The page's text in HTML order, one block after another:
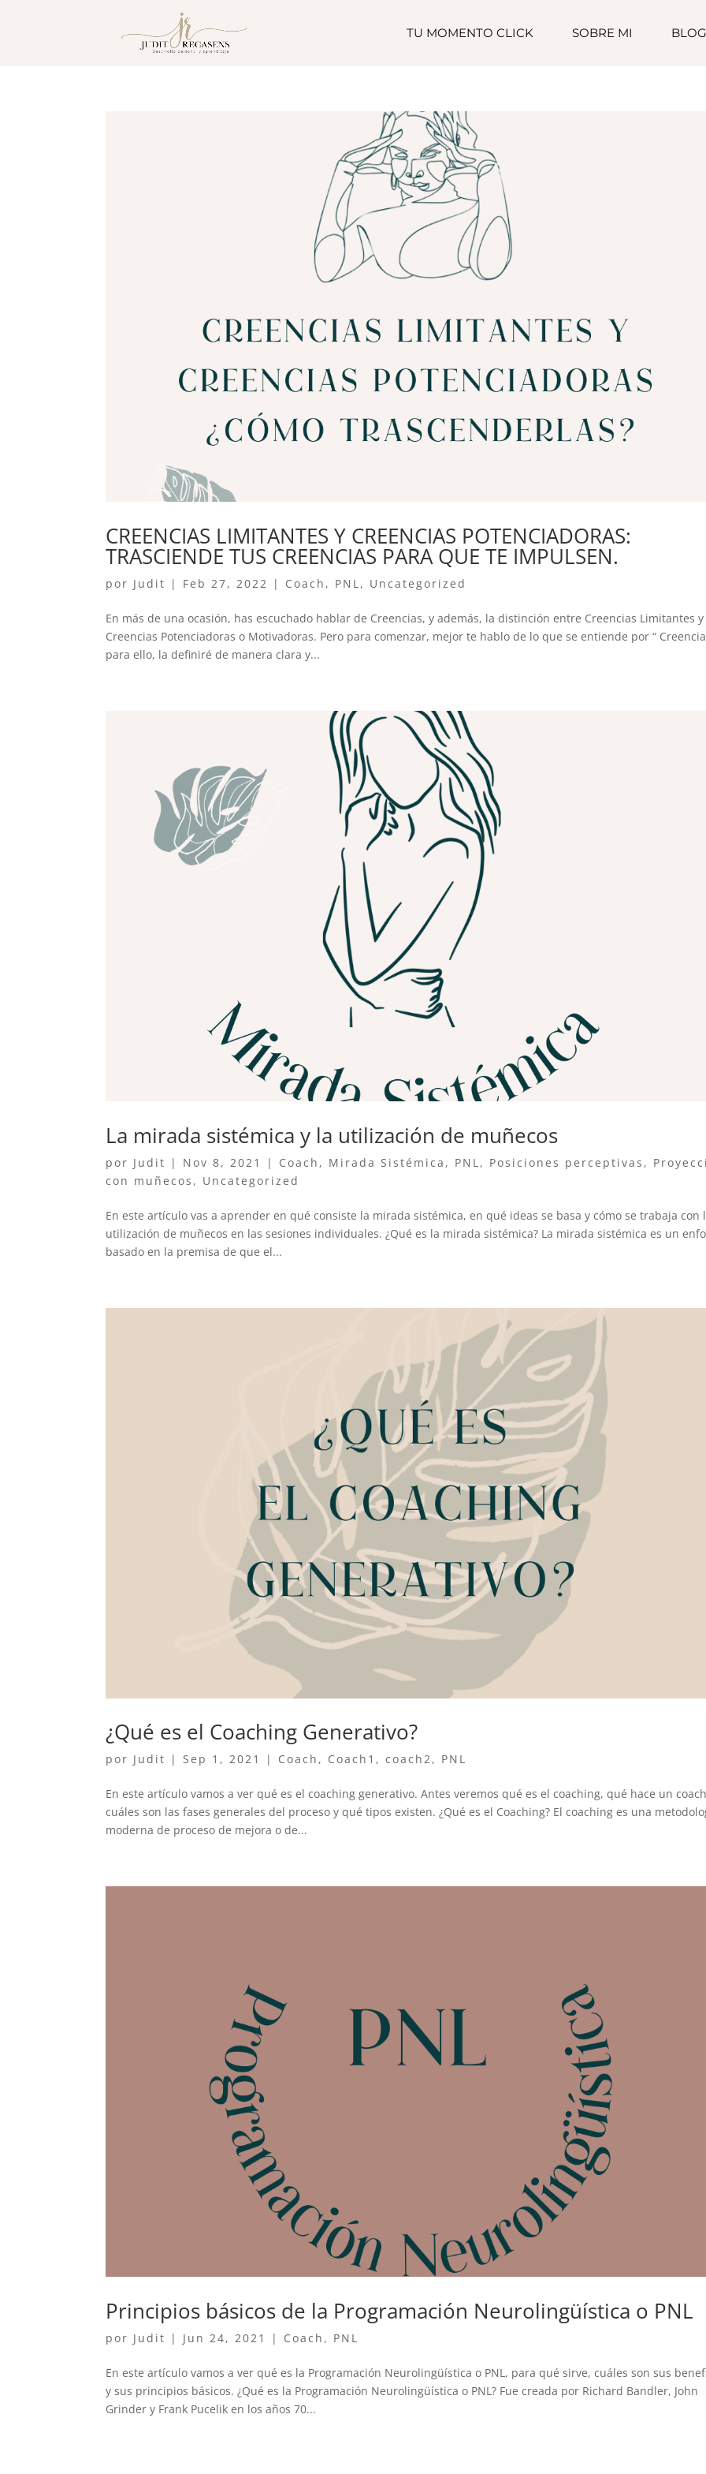
TU MOMENTO CLICK SOBRE MI BLOG
CREENCIAS LIMITANTES Y CREENCIAS POTENCIADORAS:
TRASCIENDE TUS CREENCIAS PARA QUE TE IMPULSEN.
por Judit | Feb 27, 2022 | Coach , PNL , Uncategorized
En más de una ocasión, has escuchado hablar de Creencias, y además, la distinción entre Creencias Limitantes y
Creencias Potenciadoras o Motivadoras. Pero para comenzar, mejor te hablo de lo que se entiende por “
para ello, la definiré de manera clara y...
La mirada sistémica y la utilización de muñecos
por Judit | Nov 8, 2021 | Coach , Mirada Sistémica , PNL , Posiciones perceptivas ,
con muñecos , Uncategorized
En este artículo vas a aprender en qué consiste la mirada sistémica, en qué ideas se basa y cómo se trabaja con
utilización de muñecos en las sesiones individuales. ¿Qué es la mirada sistémica? La mirada sistémica es un
basado en la premisa de que el...
¿Qué es el Coaching Generativo?
por Judit |Sep 1, 2021 | Coach , Coach1 ,coach2, PNL
En este artículo vamos a ver qué es el coaching generativo. Antes veremos qué es el coaching, qué hace un
cuáles son las fases generales del proceso y qué tipos existen. ¿Qué es el Coaching? El coaching es una
moderna de proceso de mejora o de...
Principios básicos de la Programación Neurolingüística o PNL
por Judit | Jun 24, 2021 | Coach , PNL
En este artículo vamos a ver qué es la Programación Neurolingüística o PNL, para qué sirve, cuáles son sus
y sus principios básicos. ¿Qué es la Programación Neurolingüística o PNL? Fue creada por Richard Bandler, John
Grinder y Frank Pucelik en los años 70...